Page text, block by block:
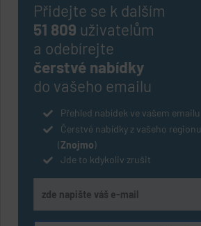
Přidejte se k dalším
51 809 uživatelům
a odebírejte
čerstvé nabídky
do vašeho emailu
Přehled nabídek ve vašem emailu
Čerstvé nabídky z vašeho regionu
(Znojmo)
Jde to kdykoliv zrušit